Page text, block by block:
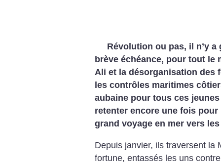
Révolution ou pas, il n’y a
brève échéance, pour tout le
Ali et la désorganisation des
les contrôles maritimes
aubaine pour tous ces
retenter encore une fois
grand voyage en mer vers
Depuis janvier, ils traversent la
fortune, entassés les uns